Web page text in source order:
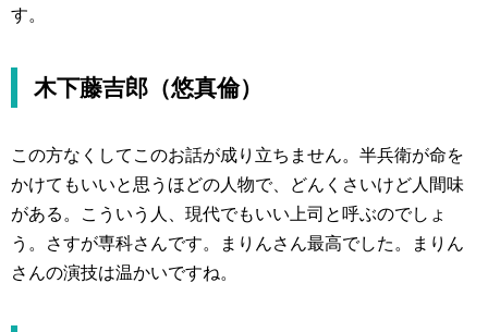
す。
木下藤吉郎（悠真倫）
この方なくしてこのお話が成り立ちません。半兵衛が命を
かけてもいいと思うほどの人物で、どんくさいけど人間味
がある。こういう人、現代でもいい上司と呼ぶのでしょ
う。さすが専科さんです。まりんさん最高でした。まりん
さんの演技は温かいですね。